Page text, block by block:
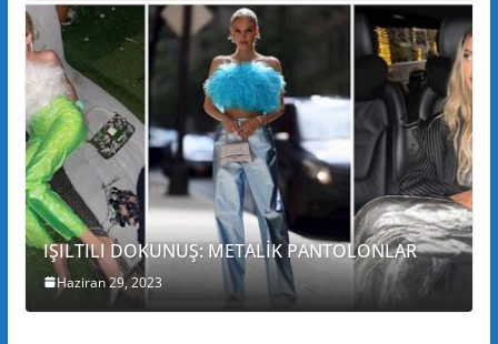
IŞILTILI DOKUNUŞ: METALİK PANTOLONLAR
Haziran 29, 2023